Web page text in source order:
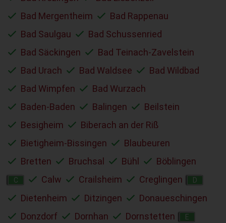
Bad Mergentheim
Bad Rappenau
Bad Saulgau
Bad Schussenried
Bad Säckingen
Bad Teinach-Zavelstein
Bad Urach
Bad Waldsee
Bad Wildbad
Bad Wimpfen
Bad Wurzach
Baden-Baden
Balingen
Beilstein
Besigheim
Biberach an der Riß
Bietigheim-Bissingen
Blaubeuren
Bretten
Bruchsal Bühl Böblingen
C Calw Crailsheim Creglingen D
Dietenheim Ditzingen
Donaueschingen
Donzdorf
Dornhan Dornstetten E